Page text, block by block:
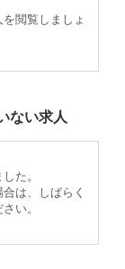
閲覧しましょ
ない求人
た。
は、しばらく
い。